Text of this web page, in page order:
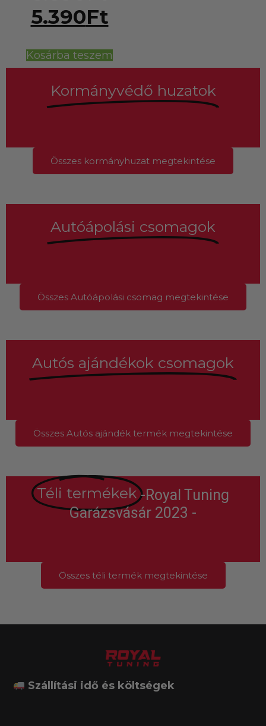
5.390Ft
Kosárba teszem
Kormányvédő huzatok
Összes kormányhuzat megtekintése
Autóápolási csomagok
Összes Autóápolási csomag megtekintése
Autós ajándékok csomagok
Összes Autós ajándék termék megtekintése
Téli termékek -Royal Tuning
Garázsvásár 2023 -
Összes téli termék megtekintése
Szállítási idő és költségek